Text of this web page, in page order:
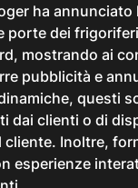
ha annunciato
porte dei
mostrando ai
pubblicità e
questi
dai clienti o di
cliente. Inoltre,
esperienze